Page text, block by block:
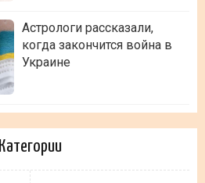
Астрологи рассказали,
когда закончится война в
Украине
Категории